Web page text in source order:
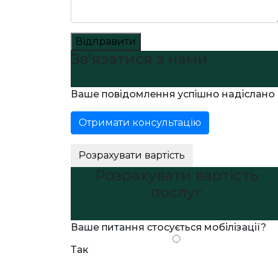
Відправити
Зв'язатися з нами
Ваше повідомлення успішно надіслано
Отримати консультацію
Розрахувати вартість
Розрахувати вартість
послуг
Ваше питання стосується мобілізації?
Так